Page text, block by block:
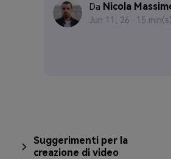
Da Nicola
Jun 11, 26 · 15 min(s)
Suggerimenti per la
creazione di video